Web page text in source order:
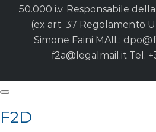
50.000 i.v. Responsabile
(ex art. 37 Regolamento
Simone Faini MAIL:
f2a@legalmail.itTel.
F2D